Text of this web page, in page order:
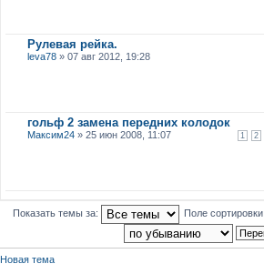
Рулевая рейка.
leva78» 07 авг 2012, 19:28
гольф 2 замена передних колодок
1 2
Максим24» 25 июн 2008, 11:07
Показать темы за: Поле сортировки
Новая тема